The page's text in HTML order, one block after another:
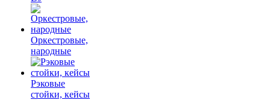
Оркестровые,
народные
Рэковые
стойки, кейсы